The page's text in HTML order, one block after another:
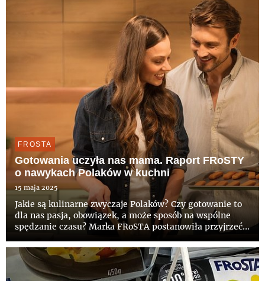
FROSTA
Gotowania uczyła nas mama. Raport FRoSTY
o nawykach Polaków w kuchni
15 maja 2025
Jakie są kulinarne zwyczaje Polaków? Czy gotowanie to
dla nas pasja, obowiązek, a może sposób na wspólne
spędzanie czasu? Marka FRoSTA postanowiła przyjrzeć
przygotowała raport, który kompleksowo pokazuje, co
liczy się dla nas, ...